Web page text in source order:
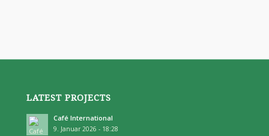
LATEST PROJECTS
Café International
9. Januar 2026 - 18:28